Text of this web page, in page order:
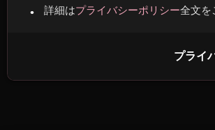
詳細はプライバシーポリシー全文を
プライ